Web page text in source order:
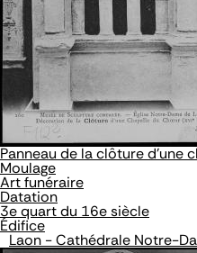
Panneau de la clôture d'une
Moulage
Art funéraire
Datation
3e quart du 16e siècle
Édifice
Laon - Cathédrale Notre-